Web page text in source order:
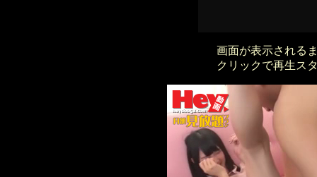
画面が表示される
クリックで再生ス